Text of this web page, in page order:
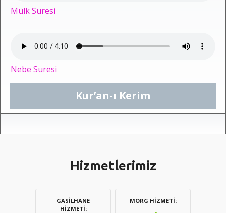
Mülk Suresi
Nebe Suresi
Kur’an-ı Kerim
Hizmetlerimiz
GASILHANE
HIZMETI
MORG HIZMETI